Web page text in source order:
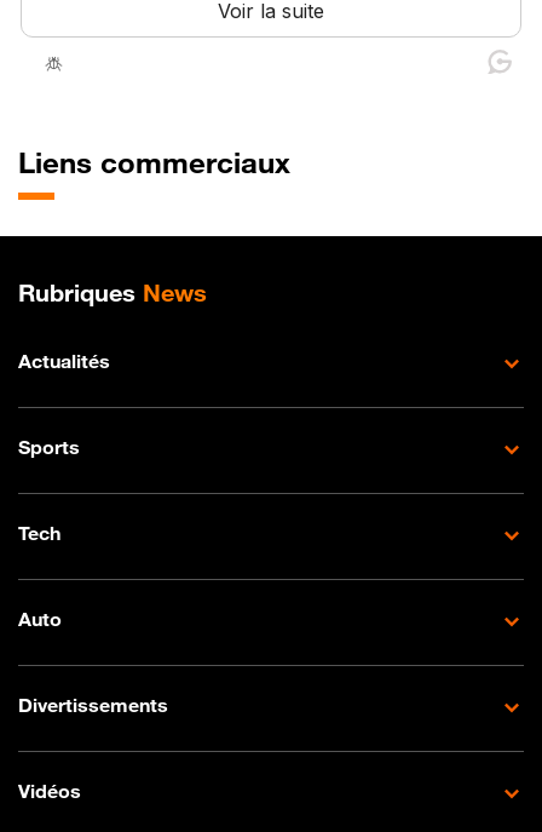
Liens commerciaux
Plan de site
Rubriques News
Actualités
Sports
Tech
Auto
Divertissements
Vidéos